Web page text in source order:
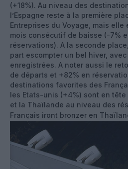
(+18%). Au niveau des
l’Espagne reste à la première
Entreprises du Voyage, mais elle
mois consécutif de baisse (-7%
réservations). A la seconde
part escompter un bel hiver,
enregistrées. A noter aussi le
de départs et +82% en
destinations favorites des
les Etats-unis (+4%) sont en
et la Thaïlande au niveau des
Français iront bronzer en